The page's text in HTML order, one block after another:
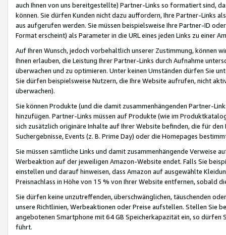
auch Ihnen von uns bereitgestellte) Partner-Links so formatiert sind,
können. Sie dürfen Kunden nicht dazu auffordern, Ihre Partner-Links
aus aufgerufen werden. Sie müssen beispielsweise Ihre Partner-ID
Format erscheint) als Parameter in die URL eines jeden Links zu einer
Auf Ihren Wunsch, jedoch vorbehaltlich unserer Zustimmung, können
Ihnen erlauben, die Leistung Ihrer Partner-Links durch Aufnahme
überwachen und zu optimieren. Unter keinen Umständen dürfen Sie
Sie dürfen beispielsweise Nutzern, die Ihre Website aufrufen, nicht
überwachen).
Sie können Produkte (und die damit zusammenhängenden Partner-
hinzufügen. Partner-Links müssen auf Produkte (wie im
sich zusätzlich originäre Inhalte auf Ihrer Website befinden, die für
Suchergebnisse, Events (z. B. Prime Day) oder die Homepages
Sie müssen sämtliche Links und damit zusammenhängende
Werbeaktion auf der jeweiligen Amazon-Website endet. Falls Sie
einstellen und darauf hinweisen, dass Amazon auf ausgewählte
Preisnachlass in Höhe von 15 % von Ihrer Website entfernen, sobald
Sie dürfen keine unzutreffenden, überschwänglichen, täuschenden
unsere Richtlinien, Werbeaktionen oder Preise aufstellen. Stellen Sie
angebotenen Smartphone mit 64 GB Speicherkapazität ein, so dürfen
führt.